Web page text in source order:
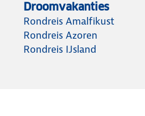
Droomvakanties
Rondreis Amalfikust
Rondreis Azoren
Rondreis IJsland